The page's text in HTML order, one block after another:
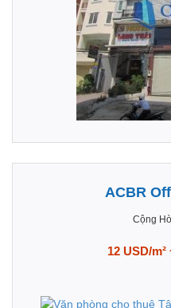
ACBR
Cộng
12 USD/m²